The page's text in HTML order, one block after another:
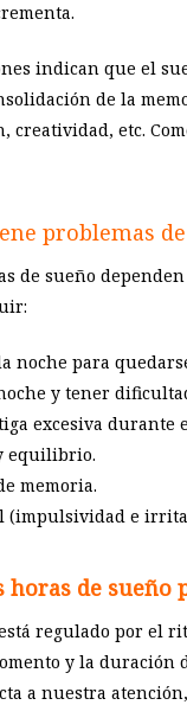
indican que el
de la
creatividad, etc.
problemas
de sueño
noche para
y tener
excesiva durante
equilibrio.
memoria.
(impulsividad e
horas de
regulado por el
y la
a nuestra